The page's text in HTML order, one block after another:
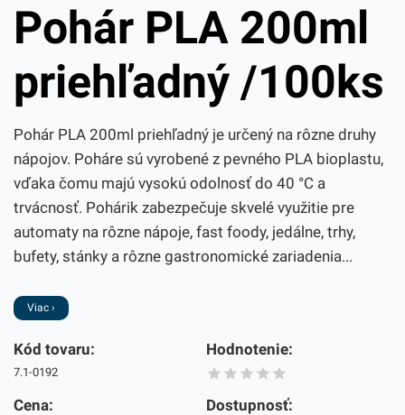
Pohár PLA 200ml
priehľadný /100ks
Pohár PLA 200ml priehľadný je určený na rôzne druhy
nápojov. Poháre sú vyrobené z pevného PLA bioplastu,
vďaka čomu majú vysokú odolnosť do 40 °C a
trvácnosť. Pohárik zabezpečuje skvelé využitie pre
automaty na rôzne nápoje, fast foody, jedálne, trhy,
bufety, stánky a rôzne gastronomické zariadenia...
Viac ›
Kód tovaru:
7.1-0192
Hodnotenie:
Cena: Dostupnosť: